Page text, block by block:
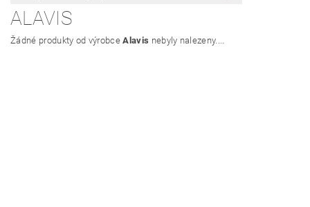
ALAVIS
Žádné produkty od výrobceAlavis nebyly nalezeny....